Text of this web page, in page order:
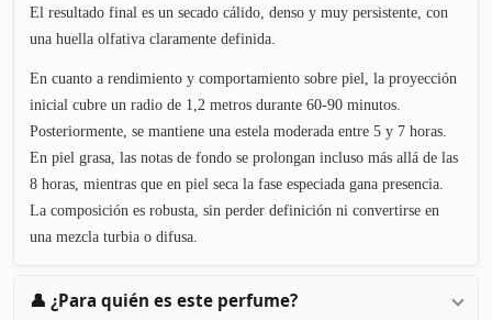
El resultado final es un secado cálido, denso y muy persistente, con
una huella olfativa claramente definida.
En cuanto a rendimiento y comportamiento sobre piel, la proyección
inicial cubre un radio de 1,2 metros durante 60-90 minutos.
Posteriormente, se mantiene una estela moderada entre 5 y 7 horas.
En piel grasa, las notas de fondo se prolongan incluso más allá de las
8 horas, mientras que en piel seca la fase especiada gana presencia.
La composición es robusta, sin perder definición ni convertirse en
una mezcla turbia o difusa.
👤 ¿Para quién es este perfume?